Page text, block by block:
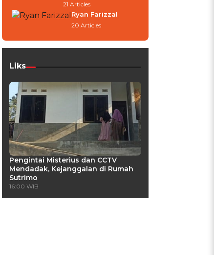
21 Articles
Ryan Farizzal
20 Articles
Liks
Pengintai Misterius dan CCTV
Mendadak, Kejanggalan di Rumah
Sutrimo
16:00 WIB